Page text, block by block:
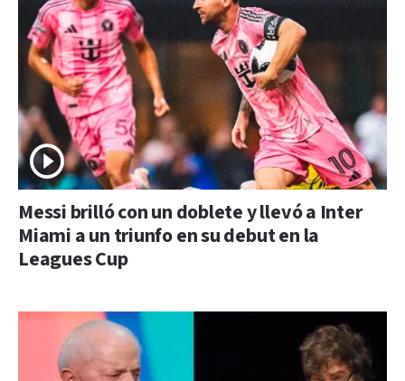
Messi brilló con un doblete y llevó a Inter
Miami a un triunfo en su debut en la
Leagues Cup